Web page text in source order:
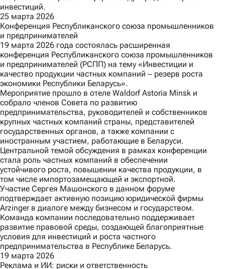
инвестиций.
25 марта 2026
Конференция Республиканского союза промышленников
и предпринимателей
19 марта 2026 года состоялась расширенная
конференция Республиканского союза промышленников
и предпринимателей (РСПП) на тему «Инвестиции и
качество продукции частных компаний ‒ резерв роста
экономики Республики Беларусь».
Мероприятие прошло в отеле Waldorf Astoria Minsk и
собрало членов Совета по развитию
предпринимательства, руководителей и собственников
крупных частных компаний страны, представителей
государственных органов, а также компании с
иностранным участием, работающие в Беларуси.
Центральной темой обсуждения в рамках конференции
стала роль частных компаний в обеспечении
устойчивого роста, повышении качества продукции, в
том числе импортозамещающей и экспортной.
Участие Сергея Машонского в данном форуме
подтверждает активную позицию юридической фирмы
Arzinger в диалоге между бизнесом и государством.
Команда компании последовательно поддерживает
развитие правовой среды, создающей благоприятные
условия для инвестиций и роста частного
предпринимательства в Республике Беларусь.
19 марта 2026
Реклама и ИИ: риски и ответственность